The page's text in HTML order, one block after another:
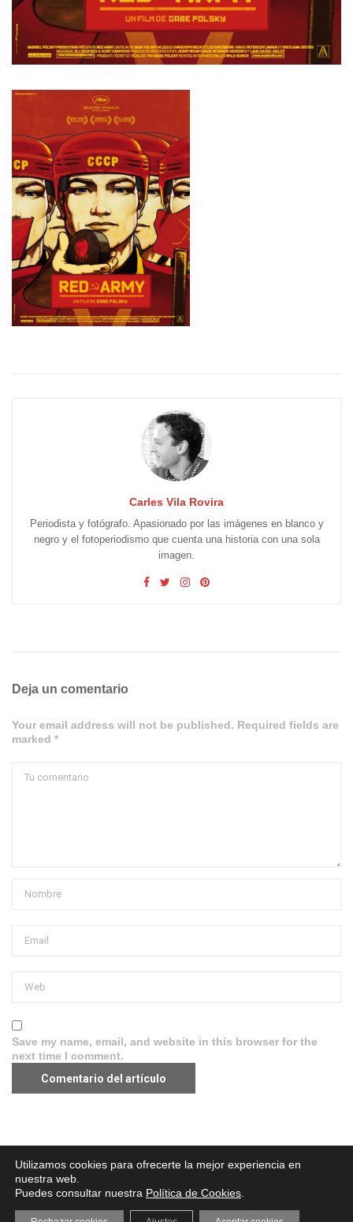
Carles Vila Rovira
Periodista y fotógrafo. Apasionado por las imágenes en blanco y
negro y el fotoperiodismo que cuenta una historia con una sola
imagen.
Deja un comentario
Your email address will not be published. Required fields are
marked *
Save my name, email, and website in this browser for the
next time I comment.
Aviso legal·Política de Privacidad·Política de Cookies
Utilizamos cookies para ofrecerte la mejor experiencia en
nuestra web.
Puedes consultar nuestra Política de Cookies